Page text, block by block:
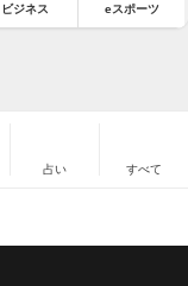
ビジネス eスポーツ
占い すべて